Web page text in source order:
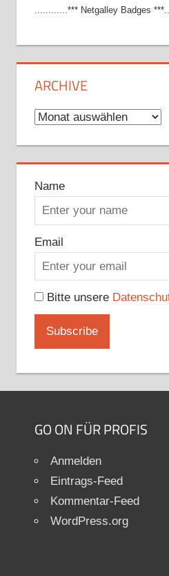
............*** Netgalley Badges
ARCHIVE
Archive
Name
Email
Bitte unsere
GO ON FÜR PROFIS
Anmelden
Eintrags-Feed
Kommentar-Feed
WordPress.org